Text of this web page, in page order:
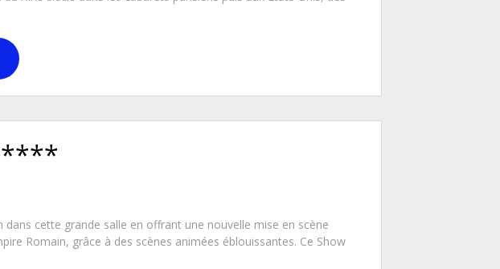
cette grande salle en offrant une nouvelle mise en scène
Romain, grâce à des scènes animées éblouissantes. Ce Show